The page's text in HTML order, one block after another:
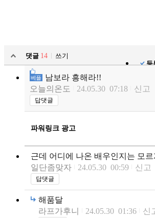
댓글 14
쓰기
등
베플
남보라 흥해라!!
오늘의온도
24.05.30 07:18 신고
답댓글
파워링크 광고
근데 어디에 나온 배우인지는 모르
일단좀맞자
24.05.30 00:59 신고
답댓글
해품달
라프가후니
24.05.30 01:36 신